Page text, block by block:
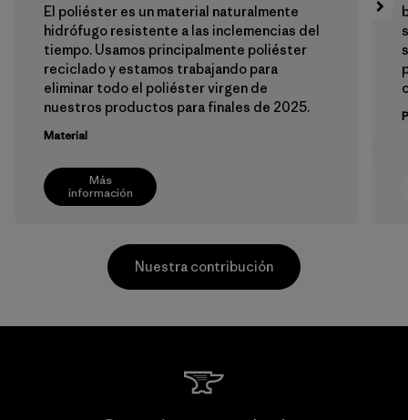
Más
información
El poliéster es un material naturalmente
hidrófugo resistente a las inclemencias del
tiempo. Usamos principalmente poliéster
reciclado y estamos trabajando para
eliminar todo el poliéster virgen de
nuestros productos para finales de 2025.
Material
Nuestra contribución